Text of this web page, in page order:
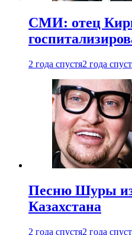
СМИ: отец
2 года спустя2 года
Песню Шуры
Казахстана
2 года спустя2 года